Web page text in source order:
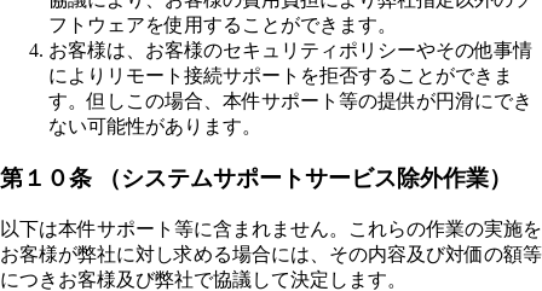
フトウェアを使用することができます。
お客様は、お客様のセキュリティポリシーやその他事情
によりリモート接続サポートを拒否することができま
す。但しこの場合、本件サポート等の提供が円滑にでき
ない可能性があります。
第１０条 （システムサポートサービス除外作業）
以下は本件サポート等に含まれません。これらの作業の実施を
お客様が弊社に対し求める場合には、その内容及び対価の額等
につきお客様及び弊社で協議して決定します。